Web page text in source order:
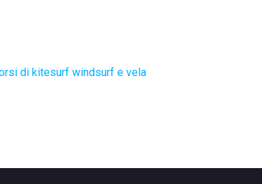
di kitesurf windsurf e vela